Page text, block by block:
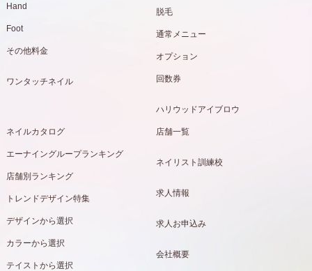
Hand
Foot
その他料金
ワンタッチネイル
脱毛
通常メニュー
オプション
回数券
ハリウッドアイブロウ
ネイルカタログ
エーナイングループランキング
店舗別ランキング
トレンドデザイン特集
デザインから選択
カラーから選択
テイストから選択
店舗一覧
ネイリスト訓練校
求人情報
求人お申込み
会社概要